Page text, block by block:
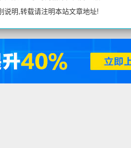
说明,转载请注明本站文章地址!